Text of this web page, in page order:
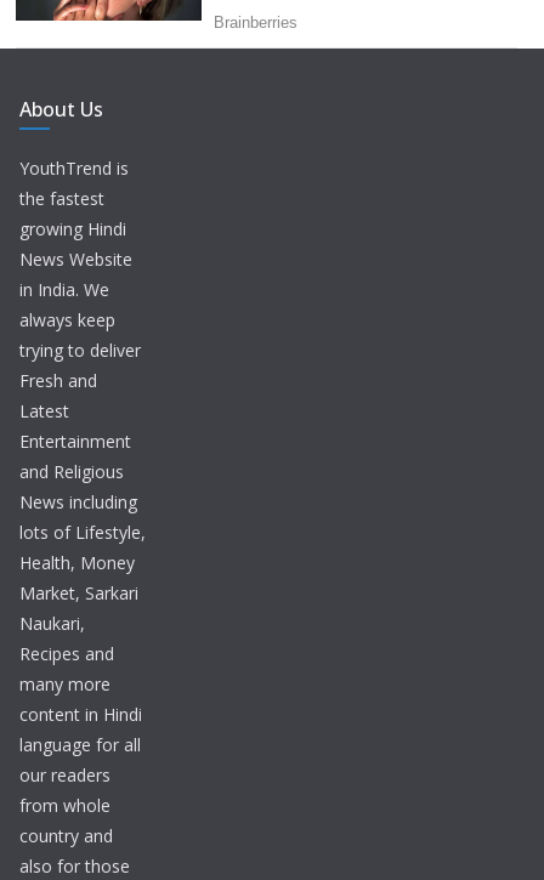
About Us
YouthTrend is
the fastest
growing Hindi
News Website
in India. We
always keep
trying to deliver
Fresh and
Latest
Entertainment
and Religious
News including
lots of Lifestyle,
Health, Money
Market, Sarkari
Naukari,
Recipes and
many more
content in Hindi
language for all
our readers
from whole
country and
also for those